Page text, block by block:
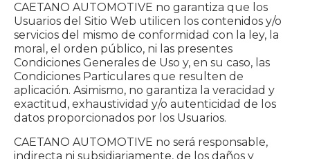
CAETANO AUTOMOTIVE no garantiza que los
Usuarios del Sitio Web utilicen los contenidos y/o
servicios del mismo de conformidad con la ley, la
moral, el orden público, ni las presentes
Condiciones Generales de Uso y, en su caso, las
Condiciones Particulares que resulten de
aplicación. Asimismo, no garantiza la veracidad y
exactitud, exhaustividad y/o autenticidad de los
datos proporcionados por los Usuarios.
CAETANO AUTOMOTIVE no será responsable,
indirecta ni subsidiariamente, de los daños y